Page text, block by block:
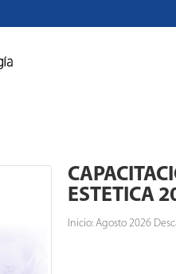
ESTETICA
Inicio: Agosto 2026